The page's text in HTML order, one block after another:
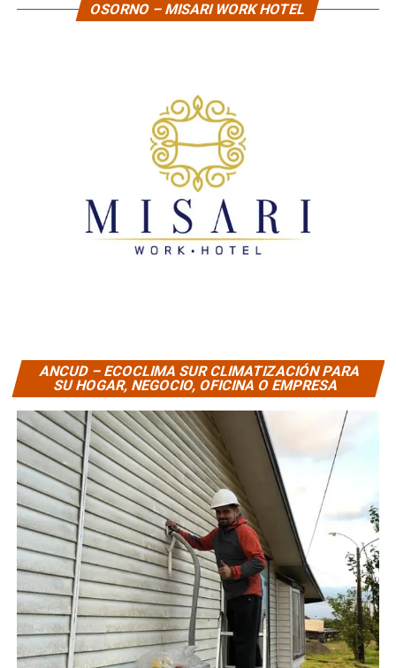
OSORNO – MISARI WORK HOTEL
ANCUD – ECOCLIMA SUR CLIMATIZACIÓN PARA
SU HOGAR, NEGOCIO, OFICINA O EMPRESA